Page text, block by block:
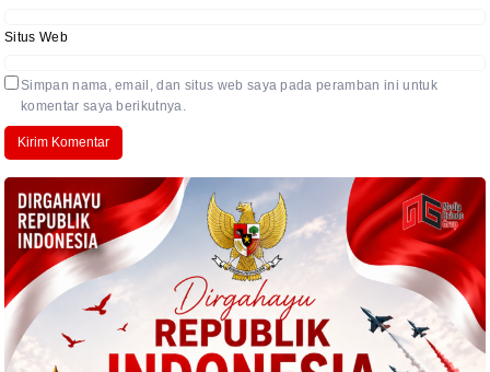
Situs Web
Simpan nama, email, dan situs web saya pada peramban ini untuk
komentar saya berikutnya.